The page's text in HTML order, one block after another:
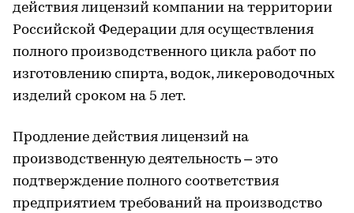
действия лицензий компании на территории
Российской Федерации для осуществления
полного производственного цикла работ по
изготовлению спирта, водок, ликероводочных
изделий сроком на 5 лет.
Продление действия лицензий на
производственную деятельность – это
подтверждение полного соответствия
предприятием требований на производство